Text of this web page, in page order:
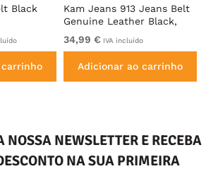
Black
Kam Jeans 913 Jeans Belt
Genuine Leather Black,
3,5cm
34,99 € IVA incluído
Adicionar ao carrinho
NOSSA NEWSLETTER E RECEBA
NA SUA PRIMEIRA